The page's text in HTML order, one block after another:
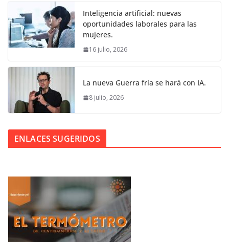
Inteligencia artificial: nuevas
oportunidades laborales para las
mujeres.
16 julio, 2026
La nueva Guerra fría se hará con IA.
8 julio, 2026
ENLACES SUGERIDOS